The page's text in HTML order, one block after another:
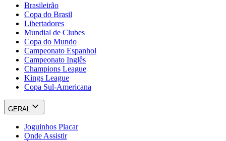
Brasileirão
Copa do Brasil
Libertadores
Mundial de Clubes
Copa do Mundo
Campeonato Espanhol
Campeonato Inglês
Champions League
Kings League
Copa Sul-Americana
GERAL
Joguinhos Placar
Onde Assistir